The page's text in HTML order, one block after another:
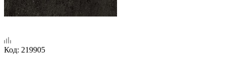
Код: 219905